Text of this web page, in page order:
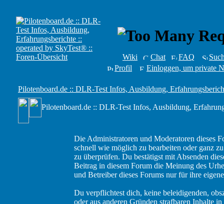
Wiki Chat FAQ
Profil
Einloggen, um private
Pilotenboard.de :: DLR-Test Infos, Ausbildung,
Pilotenboard.de :: DLR-Test Infos, Ausbildung,
Die Administratoren und Moderatoren dieses
schnell wie möglich zu bearbeiten oder ganz
zu überprüfen. Du bestätigst mit Absenden
Beitrag in diesem Forum die Meinung des
und Betreiber dieses Forums nur für ihre
Du verpflichtest dich, keine beleidigenden,
oder aus anderen Gründen strafbaren Inhalte